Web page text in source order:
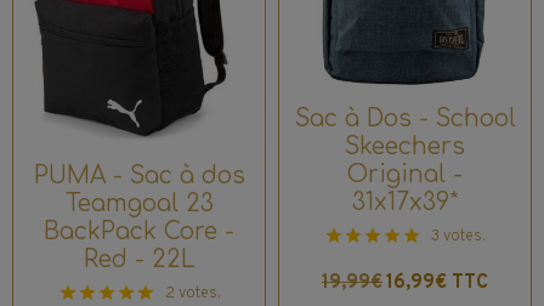
PUMA - Sac à dos
Teamgoal 23
BackPack Core -
Red - 22L
2 votes.
Sac à Dos - School
Skeechers
Original -
31x17x39*
3 votes.
19,99€16,99€ TTC